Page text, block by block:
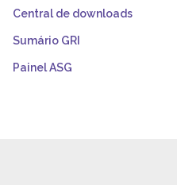
Central de downloads
Sumário GRI
Painel ASG